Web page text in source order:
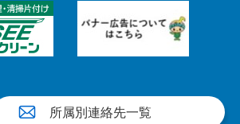
所属別連絡先一覧